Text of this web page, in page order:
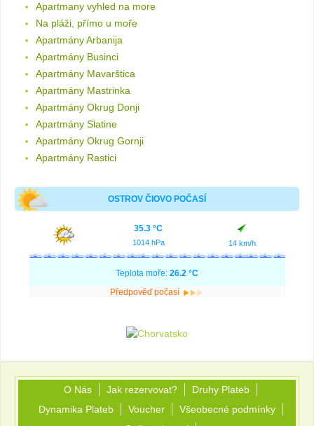
Apartmany vyhled na more
Na pláži, přímo u moře
Apartmány Arbanija
Apartmány Businci
Apartmány Mavarštica
Apartmány Mastrinka
Apartmány Okrug Donji
Apartmány Slatine
Apartmány Okrug Gornji
Apartmány Rastici
OSTROV ČIOVO POČASÍ
35.3 °C
1014 hPa 14 km/h
Teplota moře: 26.2 °C
Předpověď počasí
O Nás Jak rezervovat?
Druhy Plateb
Dynamika Plateb
Voucher
Všeobecné podmínky